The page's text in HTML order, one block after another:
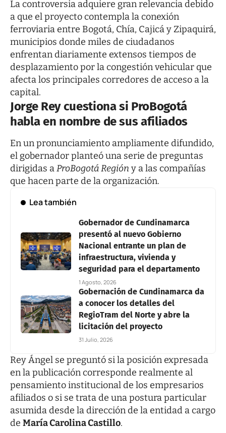
La controversia adquiere gran relevancia debido
a que el proyecto contempla la conexión
ferroviaria entre Bogotá, Chía, Cajicá y Zipaquirá,
municipios donde miles de ciudadanos
enfrentan diariamente extensos tiempos de
desplazamiento por la congestión vehicular que
afecta los principales corredores de acceso a la
capital.
Jorge Rey cuestiona si ProBogotá
habla en nombre de sus afiliados
En un pronunciamiento ampliamente difundido,
el gobernador planteó una serie de preguntas
dirigidas aProBogotá Región y a las compañías
que hacen parte de la organización.
Lea también
Gobernador de Cundinamarca
presentó al nuevo Gobierno
Nacional entrante un plan de
infraestructura, vivienda y
seguridad para el departamento
1 Agosto, 2026
Gobernación de Cundinamarca da
a conocer los detalles del
RegioTram del Norte y abre la
licitación del proyecto
31 Julio, 2026
Rey Ángel se preguntó si la posición expresada
en la publicación corresponde realmente al
pensamiento institucional de los empresarios
afiliados o si se trata de una postura particular
asumida desde la dirección de la entidad a cargo
de María Carolina Castillo.